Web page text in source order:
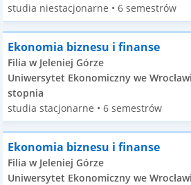
studia niestacjonarne • 6 semestrów
Ekonomia biznesu i finanse
Filia w Jeleniej Górze
Uniwersytet Ekonomiczny we
stopnia
studia stacjonarne • 6 semestrów
Ekonomia biznesu i finanse
Filia w Jeleniej Górze
Uniwersytet Ekonomiczny we